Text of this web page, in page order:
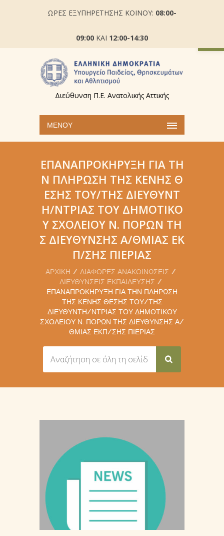
ΩΡΕΣ ΕΞΥΠΗΡΕΤΗΣΗΣ ΚΟΙΝΟΥ: 08:00-
09:00 ΚΑΙ 12:00-14:30
Διεύθυνση Π.Ε. Ανατολικής Αττικής
ΜΕΝΟΎ
ΕΠΑΝΑΠΡΟΚΉΡΥΞΗ ΓΙΑ ΤΗ
Ν ΠΛΉΡΩΣΗ ΤΗΣ ΚΕΝΉΣ Θ
ΈΣΗΣ ΤΟΥ/ΤΗΣ ΔΙΕΥΘΥΝΤ
Ή/ΝΤΡΙΑΣ ΤΟΥ ΔΗΜΟΤΙΚΟ
Ύ ΣΧΟΛΕΊΟΥ Ν. ΠΌΡΩΝ ΤΗ
Σ ΔΙΕΎΘΥΝΣΗΣ Α/ΘΜΙΑΣ ΕΚ
Π/ΣΗΣ ΠΙΕΡΊΑΣ
ΑΡΧΙΚΉ
ΔΙΆΦΟΡΕΣ ΑΝΑΚΟΙΝΏΣΕΙΣ
ΔΙΕΥΘΎΝΣΕΙΣ ΕΚΠΑΊΔΕΥΣΗΣ
ΕΠΑΝΑΠΡΟΚΉΡΥΞΗ ΓΙΑ ΤΗΝ ΠΛΉΡΩΣΗ
ΤΗΣ ΚΕΝΉΣ ΘΈΣΗΣ ΤΟΥ/ΤΗΣ
ΔΙΕΥΘΥΝΤΉ/ΝΤΡΙΑΣ ΤΟΥ ΔΗΜΟΤΙΚΟΎ
ΣΧΟΛΕΊΟΥ Ν. ΠΌΡΩΝ ΤΗΣ ΔΙΕΎΘΥΝΣΗΣ Α/
ΘΜΙΑΣ ΕΚΠ/ΣΗΣ ΠΙΕΡΊΑΣ